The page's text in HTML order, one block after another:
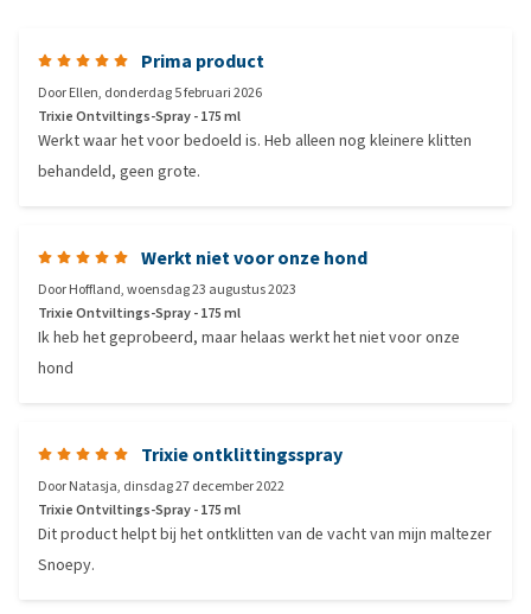
Prima product
DoorEllen, donderdag 5 februari 2026
Trixie Ontviltings-Spray - 175 ml
Werkt waar het voor bedoeld is. Heb alleen nog kleinere klitten
behandeld, geen grote.
Werkt niet voor onze hond
DoorHoffland,woensdag 23 augustus 2023
Trixie Ontviltings-Spray - 175 ml
Ik heb het geprobeerd, maar helaas werkt het niet voor onze
hond
Trixie ontklittingsspray
DoorNatasja, dinsdag 27 december 2022
Trixie Ontviltings-Spray - 175 ml
Dit product helpt bij het ontklitten van de vacht van mijn maltezer
Snoepy.